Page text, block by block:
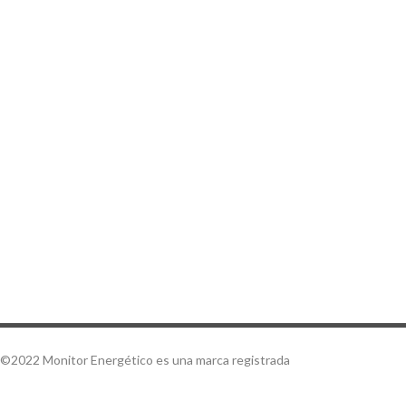
©2022 Monitor Energético es una marca registrada